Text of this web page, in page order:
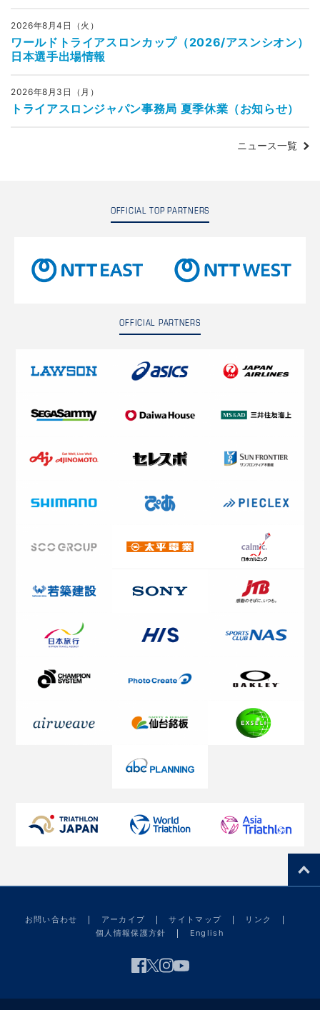
2026年8月4日（火）
ワールドトライアスロンカップ（2026/アスンシオン）
日本選手出場情報
2026年8月3日（月）
トライアスロンジャパン事務局 夏季休業（お知らせ）
ニュース一覧
OFFICIAL TOP PARTNERS
OFFICIAL PARTNERS
お問い合わせ アーカイブ サイトマップ
リンク
個人情報保護方針
English